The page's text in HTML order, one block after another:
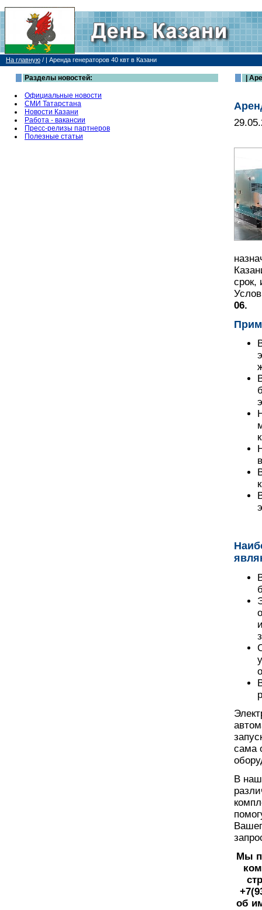
На главную / | Аренда генераторов 40 квт в Казани
Разделы новостей:
Официальные новости
СМИ Татарстана
Новости Казани
Работа - вакансии
Пресс-релизы партнеров
Полезные статьи
|
срок,
06.
сама
В
Мы
об